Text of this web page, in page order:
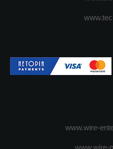
www.wire-
www.wire-